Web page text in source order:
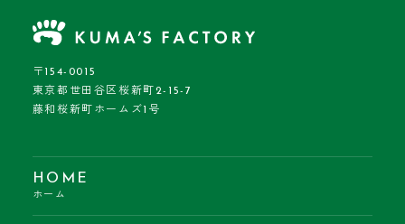
〒154-0015
東京都世田谷区桜新町2-15-7
藤和桜新町ホームズ1号
HOME
ホーム